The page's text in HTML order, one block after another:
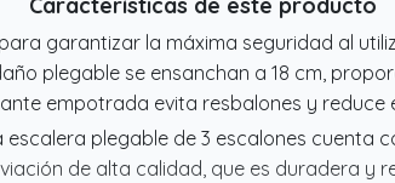
garantizar la máxima seguridad al
plegable se ensanchan a 18 cm,
empotrada evita resbalones y reduce
plegable de 3 escalones cuenta
de alta calidad, que es duradera y